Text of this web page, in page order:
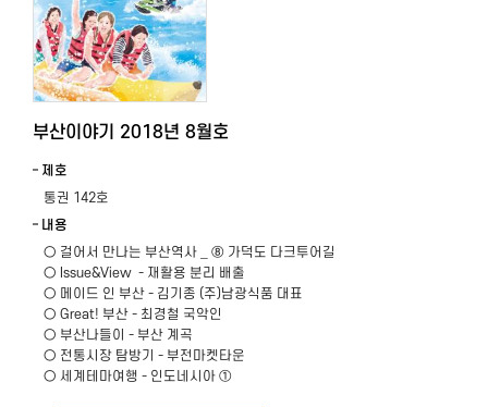
부산이야기 2018년 8월호
제호
통권 142호
내용
○ 걸어서 만나는 부산역사 _ ⑧ 가덕도 다크투어길
○ Issue&View - 재활용 분리 배출
​○ 메이드 인 부산 - 김기종 (주)남광식품 대표
○ Great! 부산 - 최경철 국악인
○ 부산나들이 - 부산 계곡
○ 전통시장 탐방기 - 부전마켓타운
○ 세계테마여행 - 인도네시아 ①